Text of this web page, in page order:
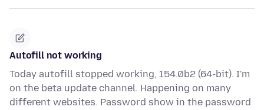
Autofill not working
Today autofill stopped working, 154.0b2 (64-bit). I'm
on the beta update channel. Happening on many
different websites. Password show in the password